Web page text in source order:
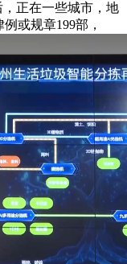
正在一些城市，地
或规章199部，